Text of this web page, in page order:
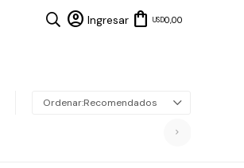
USD0,00
Recomendados